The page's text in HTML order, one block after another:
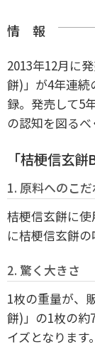
情 報
2013年12月に
餅)」が4年連続
録。発売して5
の認知を図るべ
「桔梗信玄
1. 原料へのこだ
桔梗信玄餅に
に桔梗信玄餅の
2. 驚く大きさ
1枚の重量が、
餅)」の1枚の約
イズとなります。